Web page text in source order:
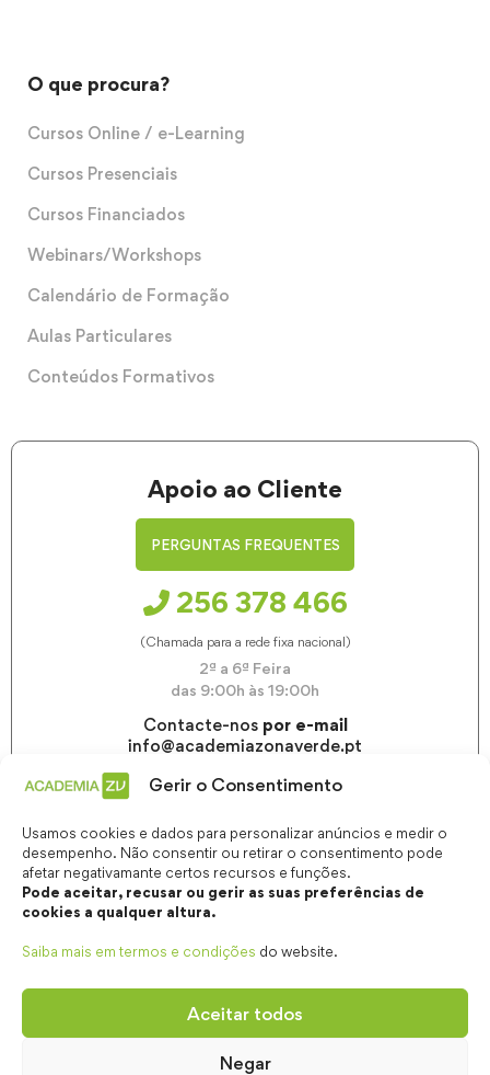
Gerir o Consentimento
Usamos cookies e dados para personalizar anúncios e medir o
desempenho. Não consentir ou retirar o consentimento pode
afetar negativamante certos recursos e funções.
Pode aceitar, recusar ou gerir as suas preferências de
cookies a qualquer altura.
Saiba mais em termos e condições do website.
Aceitar todos
Negar
O que procura?
Cursos Online / e-Learning
Cursos Presenciais
Cursos Financiados
Webinars/Workshops
Calendário de Formação
Aulas Particulares
Conteúdos Formativos
Apoio ao Cliente
PERGUNTAS FREQUENTES
256 378 466
(Chamada para a rede fixa nacional)
2ª a 6ª Feira
das 9:00h às 19:00h
Contacte-nos por e-mail
info@academiazonaverde.pt